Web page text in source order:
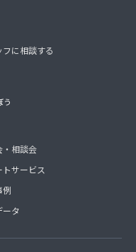
フに相談する
う
・相談会
サービス
例
ータ